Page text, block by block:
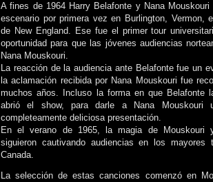
A fines de 1964 Harry Belafonte y Nana
escenario por primera vez en Burlington, Vermon,
de New England. Ese fue el primer tour
oportunidad para que las jóvenes audiencias
Nana Mouskouri.
La reacción de la audiencia ante Belafonte fue un
la aclamación recibida por Nana Mouskouri fue
muchos años. Incluso la forma en que Belafonte
abrió el show, para darle a Nana Mouskouri
completeamente deliciosa presentación.
En el verano de 1965, la magia de Mouskouri
siguieron cautivando audiencias en los
Canada.
La selección de estas canciones comenzó en